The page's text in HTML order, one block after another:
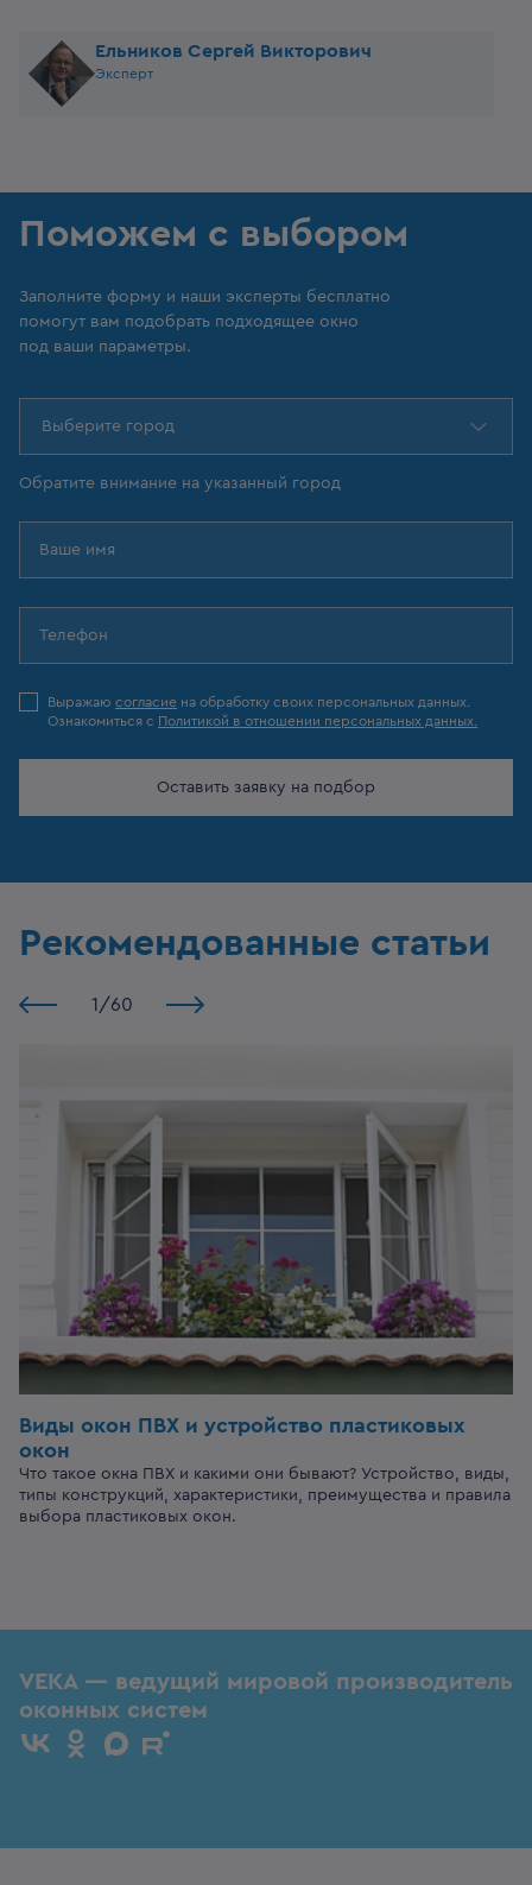
Ельников Сергей Викторович
Эксперт
Поможем с выбором
Заполните форму и наши эксперты бесплатно
помогут вам подобрать подходящее окно
под ваши параметры.
Выберите город
Обратите внимание на указанный город
Выражаю согласие на обработку своих персональных данных.
Ознакомиться с Политикой в отношении персональных данных.
Оставить заявку на подбор
Рекомендованные статьи
1 /60
Виды окон ПВХ и устройство пластиковых
окон
Что такое окна ПВХ и какими они бывают? Устройство, виды,
типы конструкций, характеристики, преимущества и правила
выбора пластиковых окон.
VEKA — ведущий мировой производитель
оконных систем